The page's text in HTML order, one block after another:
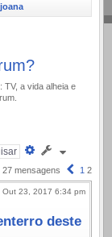
a vida alheia e
Pesquisa
avançada
27 mensagens Anterior
1 2
Out 23, 2017 6:34 pm
deste